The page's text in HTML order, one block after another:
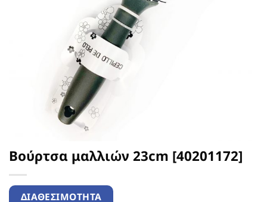
Βούρτσα μαλλιών 23cm [40201172]